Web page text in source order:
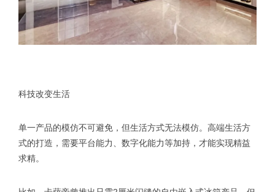
科技改变生活
单一产品的模仿不可避免，但生活方式无法模仿。高端生活方
式的打造，需要平台能力、数字化能力等加持，才能实现精益
求精。